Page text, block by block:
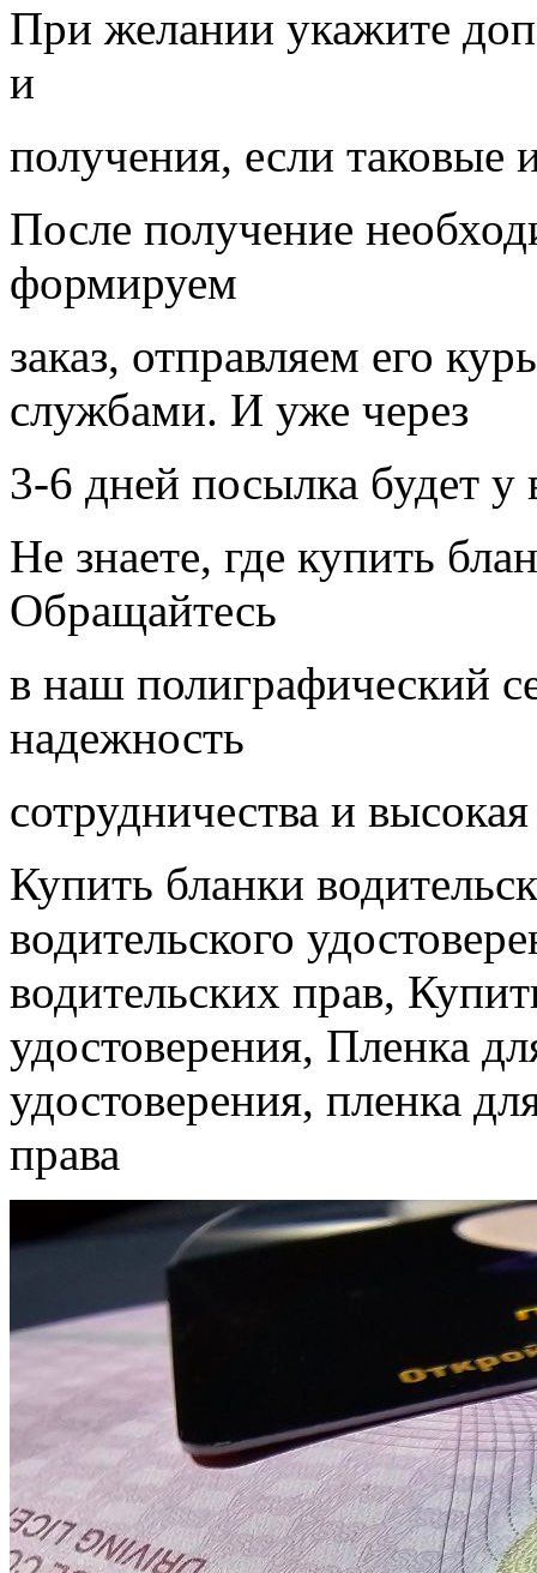
При желании укажите
и
получения, если таковые
После получение
формируем
заказ, отправляем его
службами. И уже через
3-6 дней посылка будет у
Не знаете, где купить
Обращайтесь
в наш полиграфический
надежность
сотрудничества и
Купить бланки
водительского
водительских прав,
удостоверения, Пленка
удостоверения, пленка
права